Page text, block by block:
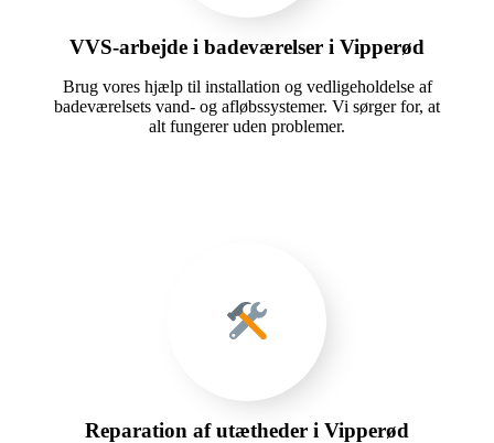
VVS-arbejde i badeværelser i Vipperød
Brug vores hjælp til installation og vedligeholdelse af
badeværelsets vand- og afløbssystemer. Vi sørger for, at
alt fungerer uden problemer.
Reparation af utætheder i Vipperød